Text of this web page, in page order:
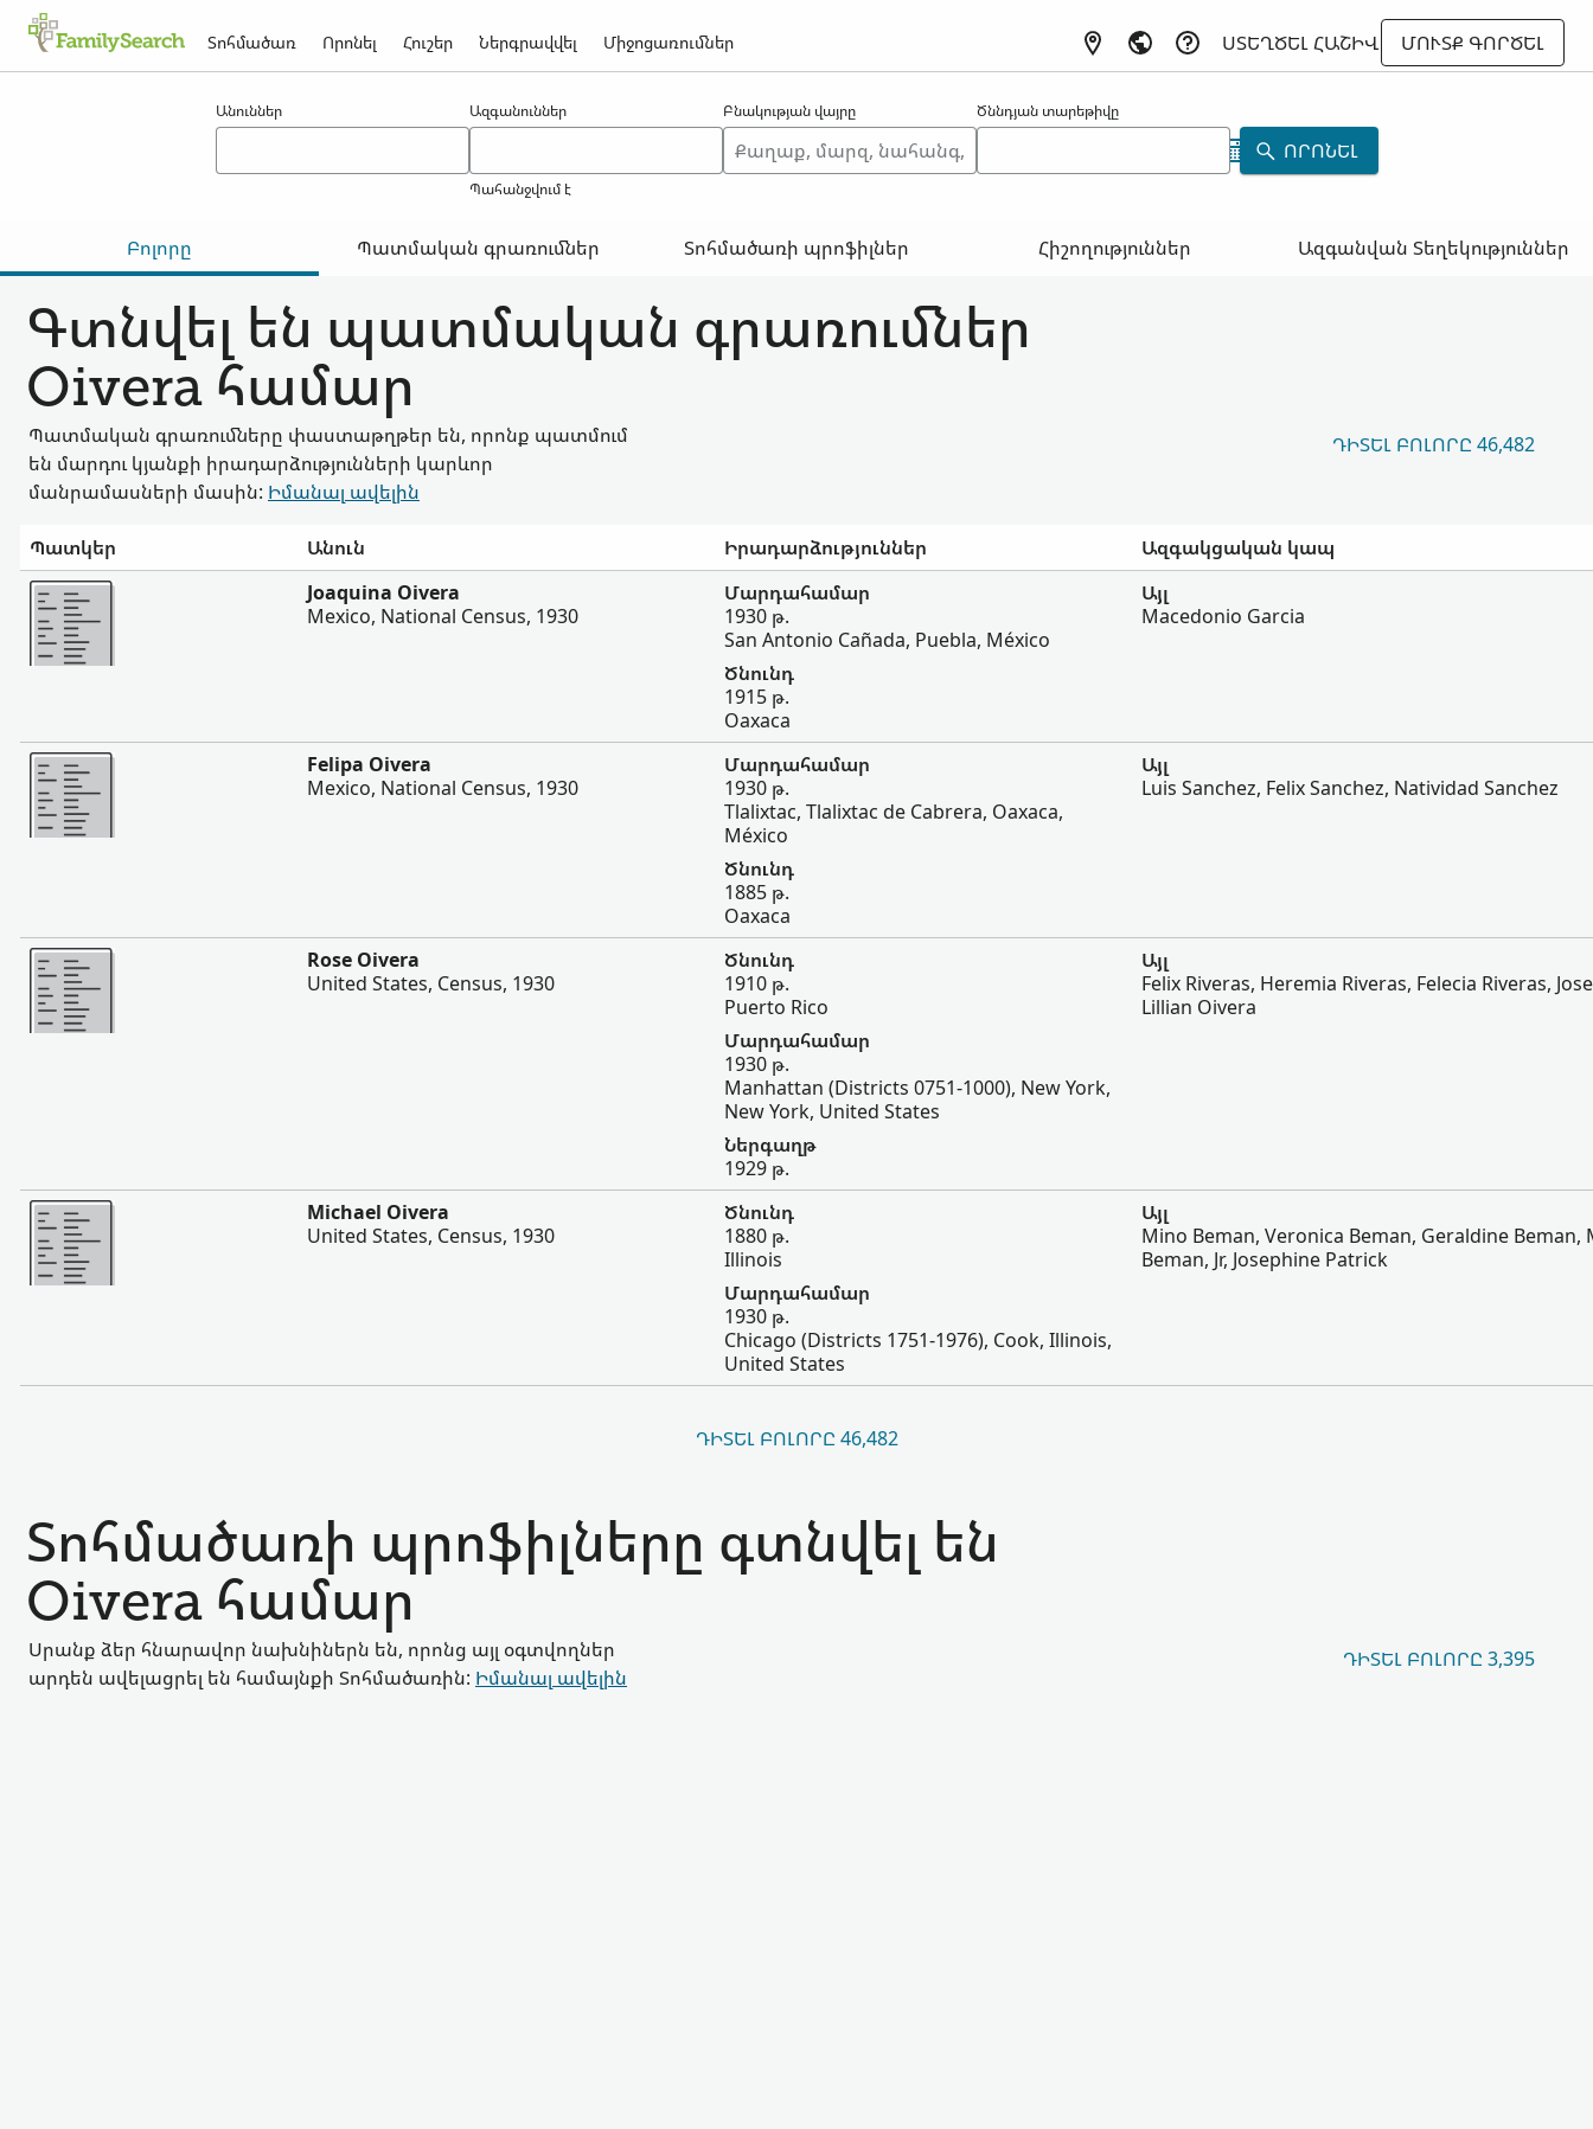
Տոհմածառ Որոնել Հուշեր Ներգրավվել Միջոցառումներ ՍՏԵՂԾԵԼ ՀԱՇԻՎ
ՄՈՒՏՔ ԳՈՐԾԵԼ
Անուններ Ազգանուններ
Պահանջվում է
Բնակության վայրը Ծննդյան տարեթիվը
ՈՐՈՆԵԼ
Բոլորը Պատմական գրառումներ Տոհմածառի պրոֆիլներ Հիշողություններ Ազգանվան Տեղեկություններ
Գտնվել են պատմական գրառումներ
Oivera համար
Պատմական գրառումները փաստաթղթեր են, որոնք պատմում
են մարդու կյանքի իրադարձությունների կարևոր
մանրամասների մասին: Իմանալ ավելին
ԴԻՏԵԼ ԲՈԼՈՐԸ 46,482
Պատկեր Անուն Իրադարձություններ
Ազգակցական կապ
Ավելի
Joaquina Oivera
Mexico, National Census, 1930
Մարդահամար
1930 թ.
San Antonio Cañada, Puebla, México
Ծնունդ
1915 թ.
Oaxaca
Այլ
Macedonio Garcia
Ավելի
Felipa Oivera
Mexico, National Census, 1930
Մարդահամար
1930 թ.
Tlalixtac, Tlalixtac de Cabrera, Oaxaca,
México
Ծնունդ
1885 թ.
Oaxaca
Այլ
Luis Sanchez, Felix Sanchez, Natividad Sanchez
Ավելի
Rose Oivera
United States, Census, 1930
Ծնունդ
1910 թ.
Puerto Rico
Մարդահամար
1930 թ.
Manhattan (Districts 0751-1000), New York,
New York, United States
Ներգաղթ
1929 թ.
Այլ
Felix Riveras, Heremia Riveras, Felecia Riveras,
Lillian Oivera
Ավելի
Michael Oivera
United States, Census, 1930
Ծնունդ
1880 թ.
Illinois
Մարդահամար
1930 թ.
Chicago (Districts 1751-1976), Cook, Illinois,
United States
Այլ
Mino Beman, Veronica Beman, Geraldine Beman,
Beman, Jr, Josephine Patrick
ԴԻՏԵԼ ԲՈԼՈՐԸ 46,482
Տոհմածառի պրոֆիլները գտնվել են
Oivera համար
Սրանք ձեր հնարավոր նախնիներն են, որոնց այլ օգտվողներ
արդեն ավելացրել են համայնքի Տոհմածառին: Իմանալ ավելին
ԴԻՏԵԼ ԲՈԼՈՐԸ 3,395